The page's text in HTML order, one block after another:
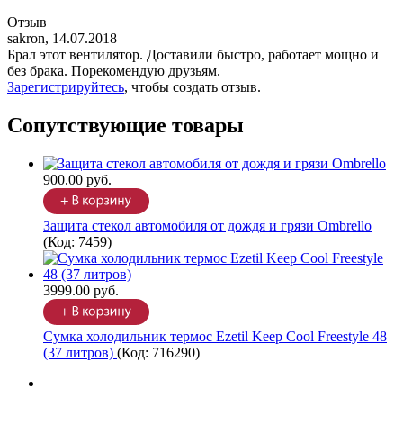
Отзыв
sakron, 14.07.2018
Брал этот вентилятор. Доставили быстро, работает мощно и
без брака. Порекомендую друзьям.
Зарегистрируйтесь, чтобы создать отзыв.
Сопутствующие товары
900.00 руб.
Защита стекол автомобиля от дождя и грязи Ombrello
(Код: 7459)
3999.00 руб.
Сумка холодильник термос Ezetil Keep Cool Freestyle 48
(37 литров) (Код: 716290)